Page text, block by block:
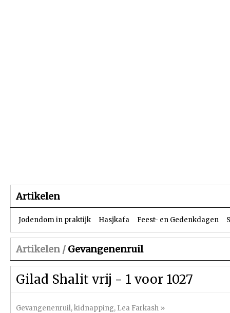
Artikelen
Jodendom in praktijk Hasjkafa Feest- en Gedenkdagen
Artikelen / Gevangenenruil
Gilad Shalit vrij - 1 voor 1027
Gevangenenruil,kidnapping, Lea Farkash »